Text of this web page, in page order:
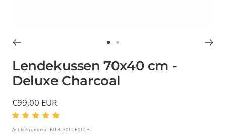
naar
slide
1
naar
slide
2
Lendekussen 70x40 cm -
Deluxe Charcoal
Verkoopprijs
€99,00 EUR
Artikelnummer: BUBLE01DE01CH